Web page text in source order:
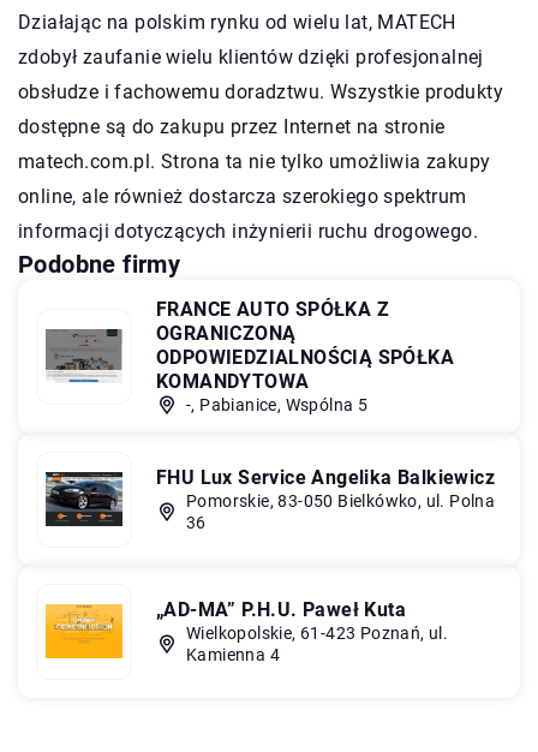
Działając na polskim rynku od wielu lat, MATECH
zdobył zaufanie wielu klientów dzięki profesjonalnej
obsłudze i fachowemu doradztwu. Wszystkie produkty
dostępne są do zakupu przez Internet na stronie
matech.com.pl. Strona ta nie tylko umożliwia zakupy
online, ale również dostarcza szerokiego spektrum
informacji dotyczących inżynierii ruchu drogowego.
Podobne firmy
FRANCE AUTO SPÓŁKA Z
OGRANICZONĄ
ODPOWIEDZIALNOŚCIĄ SPÓŁKA
KOMANDYTOWA
-, Pabianice, Wspólna 5
FHU Lux Service Angelika Balkiewicz
Pomorskie, 83-050 Bielkówko, ul. Polna
36
„AD-MA” P.H.U. Paweł Kuta
Wielkopolskie, 61-423 Poznań, ul.
Kamienna 4